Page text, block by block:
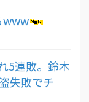
www
5連敗。鈴木
失敗でチ